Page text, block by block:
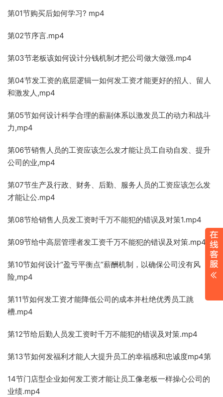
第01节购买后如何学习? mp4
第02节序言.mp4
第03节老板该如何设计分钱机制才把公司做大做强.mp4
第04节发工资的底层逻辑一如何发工资才能更好的招人、留人
和激发人,mp4
第05节如何设计科学合理的薪副体系以激发员工的动力和战斗
力,mp4
第06节销售人员的工资应该怎么发才能让员工自动自发、提升
公司的业,mp4
第07节生产及行政、财务、后勤、服务人员的工资应该怎么发
才能让公.mp4
第08节给销售人员发工资时千万不能犯的错误及对策1.mp4
第09节给中高层管理者发工资千万不能犯的错误及对策.mp4
第10节如何设计“盈亏平衡点”薪酬机制，以确保公司没有风
险,mp4
第11节如何发工资才能降低公司的成本并杜绝优秀员工跳
槽.mp4
第12节给后勤人员发工资时千万不能犯的错误及对策.mp4
第13节如何发福利才能人大提升员工的幸福感和忠诚度mp4第
14节门店型企业如何发工资才能让员工像老板一样操心公司的
业绩.mp4